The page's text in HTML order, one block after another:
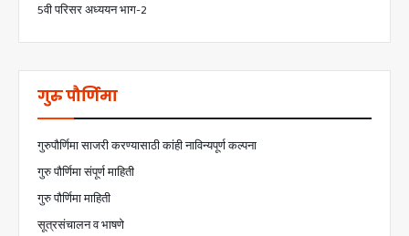
5वी परिसर अध्ययन भाग-2
गुरु पौर्णिमा
गुरुपौर्णिमा साजरी करण्यासाठी कांही नाविन्यपूर्ण कल्पना
गुरु पौर्णिमा संपूर्ण माहिती
गुरु पौर्णिमा माहिती
सूत्रसंचालन व भाषणे